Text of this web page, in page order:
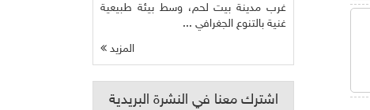
غرب مدينة بيت لحم، وسط بيئة طبيعية
غنية بالتنوع الجغرافي ...
المزيد
اشترك معنا في النشرة البريدية